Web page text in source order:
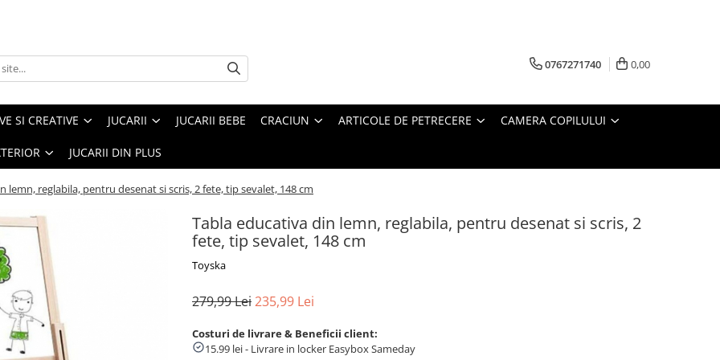
0767271740 0,00
SI CREATIVE JUCARII JUCARII BEBE CRACIUN ARTICOLE DE PETRECERE CAMERA COPILULUI
JUCARII DIN PLUS
lemn, reglabila, pentru desenat si scris, 2 fete, tip sevalet, 148 cm
Tabla educativa din lemn, reglabila, pentru desenat si scris, 2
fete, tip sevalet, 148 cm
Toyska
279,99 Lei235,99 Lei
Costuri de livrare & Beneficii client:
15.99 lei - Livrare in locker Easybox Sameday